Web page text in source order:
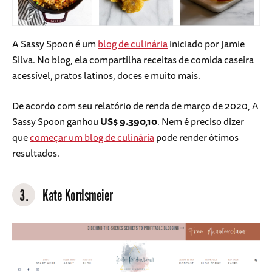
A Sassy Spoon é umblog de culináriainiciado por Jamie
Silva. No blog, ela compartilha receitas de comida caseira
acessível, pratos latinos, doces e muito mais.
De acordo com seu relatório de renda de março de 2020, A
Sassy Spoon ganhouUS$ 9.390,10. Nem é preciso dizer
quecomeçar um blog de culináriapode render ótimos
resultados.
3. Kate Kordsmeier